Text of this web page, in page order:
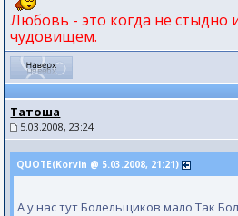
Любовь - это когда не стыдно
чудовищем.
Татоша
5.03.2008, 23:24
QUOTE(Kоrvin @ 5.03.2008, 21:21)
А у нас тут Болельщиков мало Так